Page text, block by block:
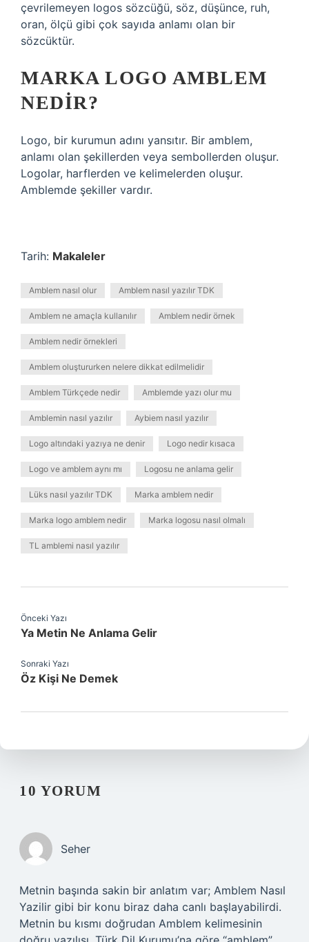
çevrilemeyen logos sözcüğü, söz, düşünce, ruh,
oran, ölçü gibi çok sayıda anlamı olan bir
sözcüktür.
MARKA LOGO AMBLEM
NEDIR?
Logo, bir kurumun adını yansıtır. Bir amblem,
anlamı olan şekillerden veya sembollerden oluşur.
Logolar, harflerden ve kelimelerden oluşur.
Amblemde şekiller vardır.
Tarih: Makaleler
Amblem nasıl olur Amblem nasıl yazılır TDK
Amblem ne amaçla kullanılır Amblem nedir örnek
Amblem nedir örnekleri
Amblem oluştururken nelere dikkat edilmelidir
Amblem Türkçede nedir Amblemde yazı olur mu
Amblemin nasıl yazılır Aybiem nasıl yazılır
Logo altındaki yazıya ne denir Logo nedir kısaca
Logo ve amblem aynı mı Logosu ne anlama gelir
Lüks nasıl yazılır TDK Marka amblem nedir
Marka logo amblem nedir Marka logosu nasıl olmalı
TL amblemi nasıl yazılır
Önceki Yazı
Ya Metin Ne Anlama Gelir
Sonraki Yazı
Öz Kişi Ne Demek
10 YORUM
Seher
Metnin başında sakin bir anlatım var; Amblem Nasıl
Yazilir gibi bir konu biraz daha canlı başlayabilirdi.
Metnin bu kısmı doğrudan Amblem kelimesinin